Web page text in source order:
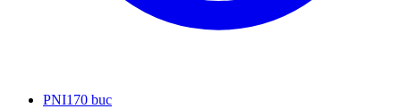
PNI170 buc